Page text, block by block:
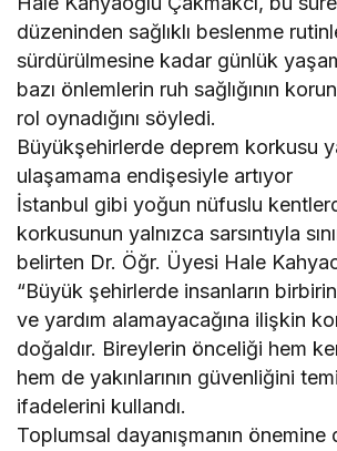
düzeninden sağlıklı beslenme
sürdürülmesine kadar günlük
bazı önlemlerin ruh sağlığının
rol oynadığını söyledi.
Büyükşehirlerde deprem korkusu
ulaşamama endişesiyle artıyor
İstanbul gibi yoğun nüfuslu
korkusunun yalnızca sarsıntıyla
belirten Dr. Öğr. Üyesi Hale
“Büyük şehirlerde insanların
ve yardım alamayacağına ilişkin
doğaldır. Bireylerin önceliği hem
hem de yakınlarının güvenliğini
ifadelerini kullandı.
Toplumsal dayanışmanın